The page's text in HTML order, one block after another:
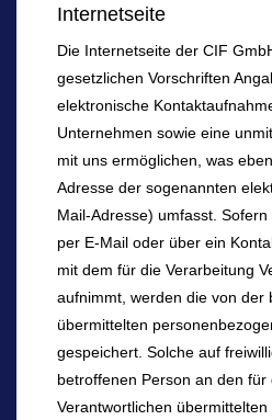
Internetseite
Die Internetseite der CIF
gesetzlichen Vorschriften
elektronische
Unternehmen sowie eine
mit uns ermöglichen, was
Adresse der sogenannten
Mail-Adresse) umfasst.
per E-Mail oder über ein
mit dem für die Verarbeitung
aufnimmt, werden die von der
übermittelten
gespeichert. Solche auf
betroffenen Person an den für
Verantwortlichen